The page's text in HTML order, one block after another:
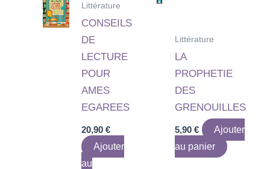
Littérature
CONSEILS
DE
LECTURE
POUR
AMES
EGAREES
20,90€
Ajouter
au
Littérature
LA
PROPHETIE
DES
GRENOUILLES
5,90 €
Ajouter
au panier